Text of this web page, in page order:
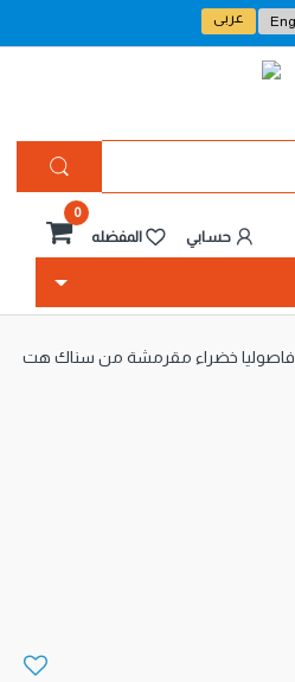
عربى
0
المفضله حسابي
فاصوليا خضراء مقرمشة من سناك هت